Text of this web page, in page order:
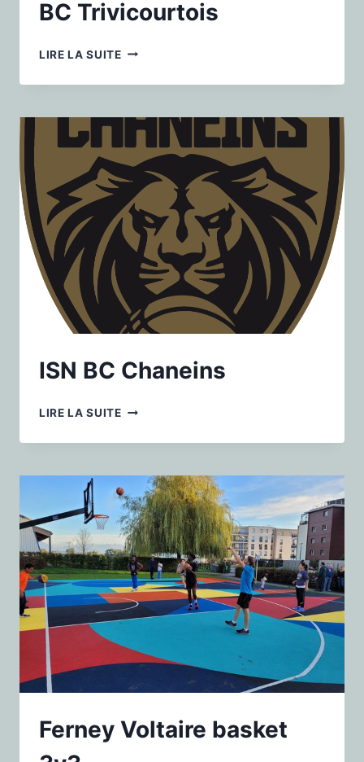
BC Trivicourtois
LIRE LA SUITE
ISN BC Chaneins
LIRE LA SUITE
Ferney Voltaire basket